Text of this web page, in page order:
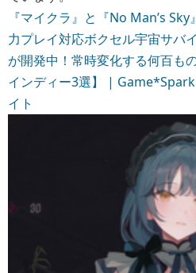
『マイクラ』と『No Man’s
力プレイ対応ボクセル宇宙サバ
が開発中！常時変化する何百も
インディー3選】 |
イト